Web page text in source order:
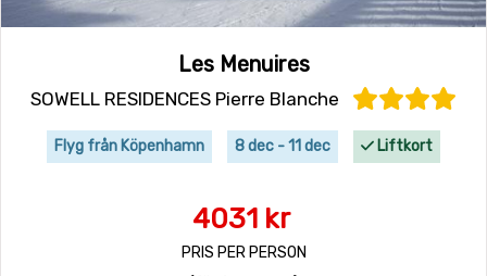
Les Menuires
SOWELL RESIDENCES Pierre Blanche
Flyg från Köpenhamn 8 dec - 11 dec Liftkort
4031 kr
PRIS PER PERSON